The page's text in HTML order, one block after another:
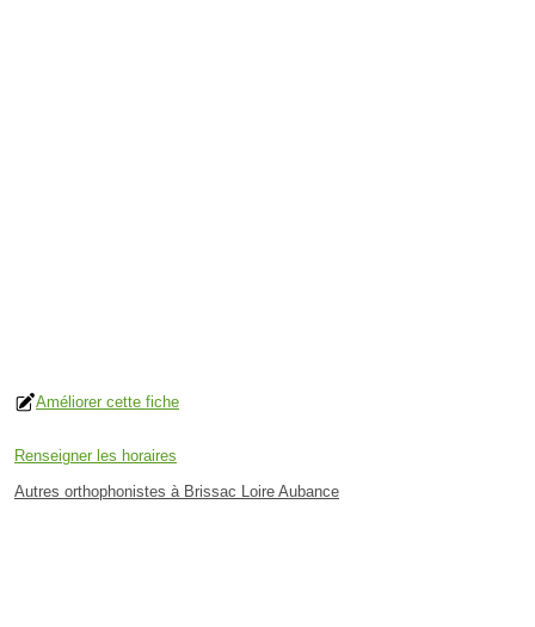
Améliorer cette fiche
Renseigner les horaires
Autres orthophonistes à Brissac Loire Aubance